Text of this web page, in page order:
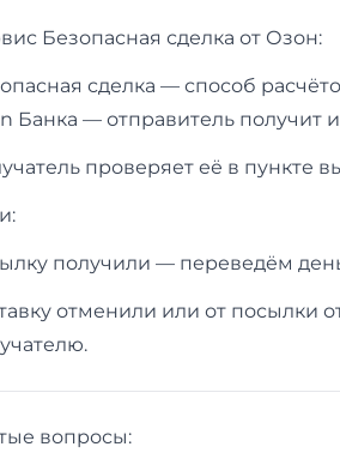
Безопасная сделка от Озон:
сделка — способ
Банка — отправитель получит
проверяет её в пункте
получили — переведём
отменили или от посылки
вопросы: